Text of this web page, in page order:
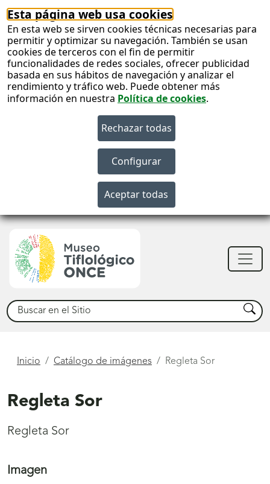
Esta página web usa cookies
En esta web se sirven cookies técnicas necesarias para
permitir y optimizar su navegación. También se usan
cookies de terceros con el fin de permitir
funcionalidades de redes sociales, ofrecer publicidad
basada en sus hábitos de navegación y analizar el
rendimiento y tráfico web. Puede obtener más
información en nuestra Política de cookies.
Buscar Buscar
Está
Inicio Catálogo de imágenes Regleta Sor
Regleta Sor
Regleta Sor
Imagen